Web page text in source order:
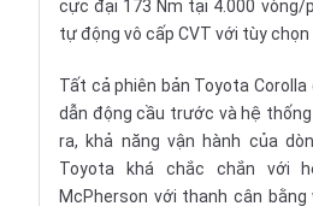
cực đại 173 Nm tại 4.000 vòng/
tự động vô cấp CVT với tùy
Tất cả phiên bản Toyota
dẫn động cầu trước và hệ
ra, khả năng vận hành của
Toyota khá chắc chắn với
McPherson với thanh cân